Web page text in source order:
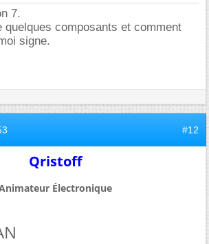
7.
quelques composants et comment
signe.
#12
Qristoff
Électronique